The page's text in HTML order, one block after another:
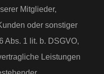
Mitglieder,
oder sonstiger
Abs. 1 lit. b. DSGVO,
Leistungen